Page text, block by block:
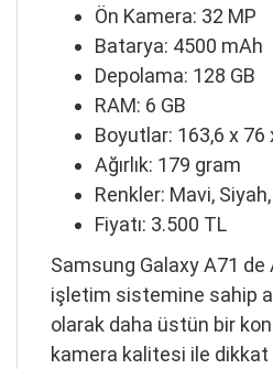
Ön Kamera: 32 MP
Batarya: 4500 mAh
Depolama: 128 GB
RAM: 6 GB
Boyutlar: 163,6 x 76
Ağırlık: 179 gram
Renkler: Mavi,
Fiyatı: 3.500 TL
Samsung Galaxy A71 de
işletim sistemine sahip
olarak daha üstün bir
kamera kalitesi ile dikkat